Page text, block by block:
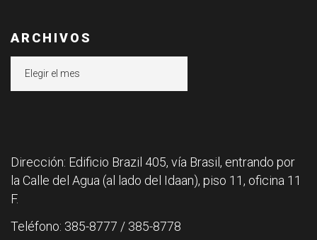
ARCHIVOS
Dirección: Edificio Brazil 405, vía Brasil, entrando por
la Calle del Agua (al lado del Idaan), piso 11, oficina 11
F.
Teléfono: 385-8777 / 385-8778